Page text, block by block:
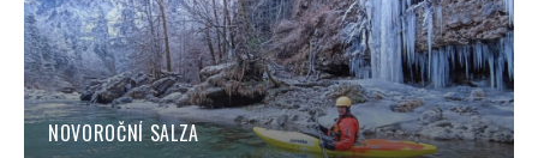
NOVOROČNÍ SALZA